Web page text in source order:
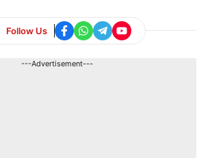
Follow Us
---Advertisement---